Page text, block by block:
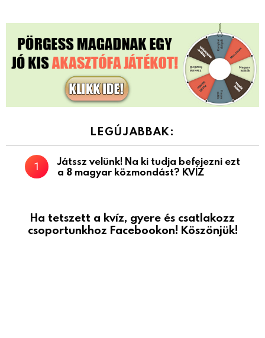
LEGÚJABBAK:
Játssz velünk! Na ki tudja befejezni ezt
a 8 magyar közmondást? KVÍZ
Ha tetszett a kvíz, gyere és csatlakozz
csoportunkhoz Facebookon! Köszönjük!